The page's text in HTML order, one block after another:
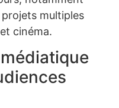
multiples
cinéma.